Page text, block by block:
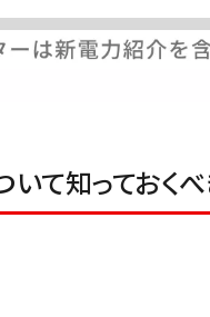
いて知っておく